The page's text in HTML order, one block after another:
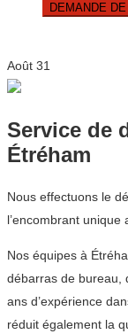
DEMANDE
Août 31
Service de
Étréham
Nous effectuons le
l’encombrant
Nos équipes à
débarras de bureau,
ans d’expérience
réduit également la